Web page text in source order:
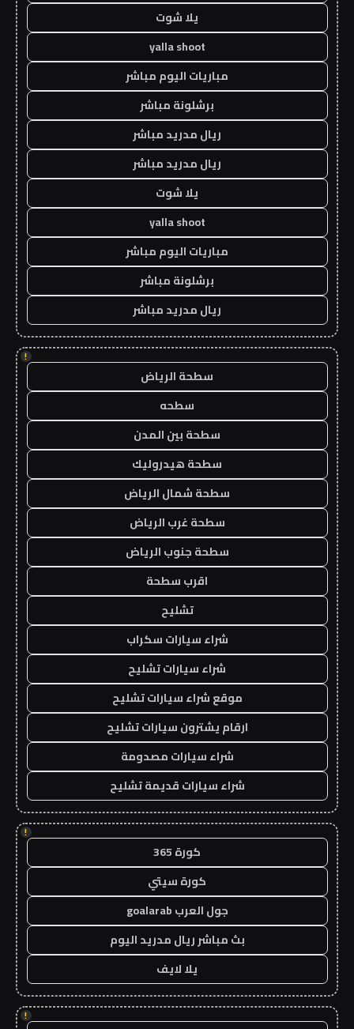
يلا شوت
yalla shoot
مباريات اليوم مباشر
برشلونة مباشر
ريال مدريد مباشر
ريال مدريد مباشر
يلا شوت
yalla shoot
مباريات اليوم مباشر
برشلونة مباشر
ريال مدريد مباشر
!
سطحة الرياض
سطحه
سطحة بين المدن
سطحة هيدروليك
سطحة شمال الرياض
سطحة غرب الرياض
سطحة جنوب الرياض
اقرب سطحة
تشليح
شراء سيارات سكراب
شراء سيارات تشليح
موقع شراء سيارات تشليح
ارقام يشترون سيارات تشليح
شراء سيارات مصدومة
شراء سيارات قديمة تشليح
!
كورة 365
كورة سيتي
جول العرب goalarab
بث مباشر ريال مدريد اليوم
يلا لايف
!